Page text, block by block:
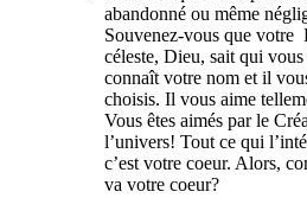
abandonné ou même
Souvenez-vous que votre
céleste, Dieu, sait qui vous
connaît votre nom et il
choisis. Il vous aime
Vous êtes aimés par le
l’univers! Tout ce qui
c’est votre coeur. Alors,
va votre coeur?